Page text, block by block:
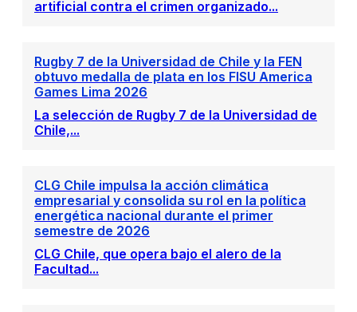
artificial contra el crimen organizado...
Rugby 7 de la Universidad de Chile y la FEN
obtuvo medalla de plata en los FISU America
Games Lima 2026
La selección de Rugby 7 de la Universidad de
Chile,...
CLG Chile impulsa la acción climática
empresarial y consolida su rol en la política
energética nacional durante el primer
semestre de 2026
CLG Chile, que opera bajo el alero de la
Facultad...